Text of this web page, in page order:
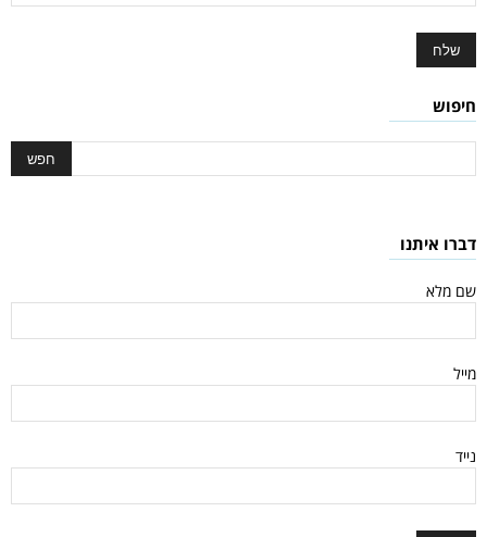
חיפוש
דברו איתנו
שם מלא
מייל
נייד